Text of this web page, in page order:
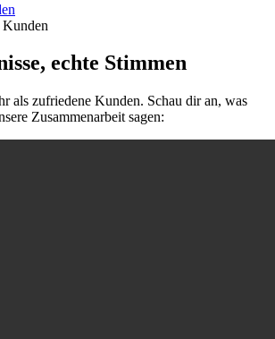
Kunden
echte Stimmen
als zufriedene Kunden. Schau dir an, was
Zusammenarbeit sagen: